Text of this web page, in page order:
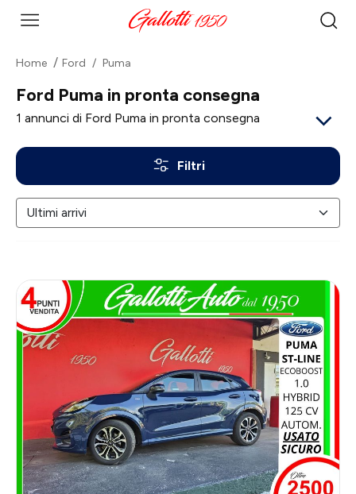
Home Ford Puma
Ford Puma in pronta consegna
1 annunci di Ford Puma in pronta consegna
Filtri